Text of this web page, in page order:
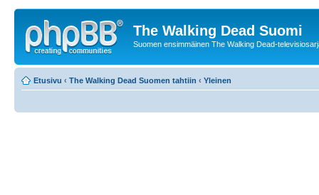
The Walking Dead Suomi
Suomen ensimmäinen The Walking Dead-
Etusivu ‹ The Walking Dead Suomen tahtiin ‹ Yleinen